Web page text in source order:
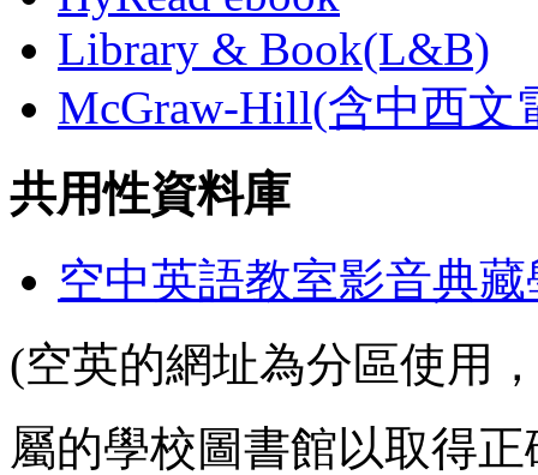
Library & Book(L&B)
McGraw-Hill(含中西文
共用性資料庫
空中英語教室影音典
(空英的網址為分區使用
屬的學校圖書館以取得